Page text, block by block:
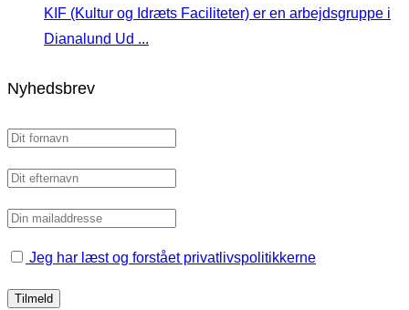
KIF (Kultur og Idræts Faciliteter) er en arbejdsgruppe i
Dianalund Ud ...
Nyhedsbrev
Jeg har læst og forstået privatlivspolitikkerne